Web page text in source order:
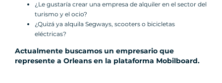
¿Le gustaría crear una empresa de alquiler en el sector del
turismo y el ocio?
¿Quizá ya alquila Segways, scooters o bicicletas
eléctricas?
Actualmente buscamos un empresario que
represente a Orleans en la plataforma Mobilboard.